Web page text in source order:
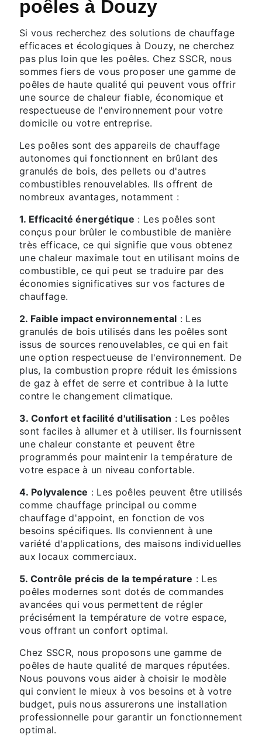
poêles à Douzy
Si vous recherchez des solutions de chauffage
efficaces et écologiques à Douzy, ne cherchez
pas plus loin que les poêles. Chez SSCR, nous
sommes fiers de vous proposer une gamme de
poêles de haute qualité qui peuvent vous offrir
une source de chaleur fiable, économique et
respectueuse de l'environnement pour votre
domicile ou votre entreprise.
Les poêles sont des appareils de chauffage
autonomes qui fonctionnent en brûlant des
granulés de bois, des pellets ou d'autres
combustibles renouvelables. Ils offrent de
nombreux avantages, notamment :
1. Efficacité énergétique : Les poêles sont
conçus pour brûler le combustible de manière
très efficace, ce qui signifie que vous obtenez
une chaleur maximale tout en utilisant moins de
combustible, ce qui peut se traduire par des
économies significatives sur vos factures de
chauffage.
2. Faible impact environnemental : Les
granulés de bois utilisés dans les poêles sont
issus de sources renouvelables, ce qui en fait
une option respectueuse de l'environnement. De
plus, la combustion propre réduit les émissions
de gaz à effet de serre et contribue à la lutte
contre le changement climatique.
3. Confort et facilité d'utilisation : Les poêles
sont faciles à allumer et à utiliser. Ils fournissent
une chaleur constante et peuvent être
programmés pour maintenir la température de
votre espace à un niveau confortable.
4. Polyvalence : Les poêles peuvent être utilisés
comme chauffage principal ou comme
chauffage d'appoint, en fonction de vos
besoins spécifiques. Ils conviennent à une
variété d'applications, des maisons individuelles
aux locaux commerciaux.
5. Contrôle précis de la température : Les
poêles modernes sont dotés de commandes
avancées qui vous permettent de régler
précisément la température de votre espace,
vous offrant un confort optimal.
Chez SSCR, nous proposons une gamme de
poêles de haute qualité de marques réputées.
Nous pouvons vous aider à choisir le modèle
qui convient le mieux à vos besoins et à votre
budget, puis nous assurerons une installation
professionnelle pour garantir un fonctionnement
optimal.